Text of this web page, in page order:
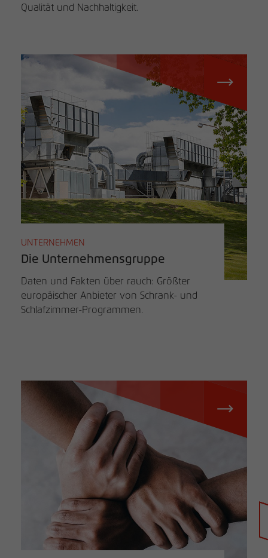
Händlersuche
Qualität und Nachhaltigkeit.
UNTERNEHMEN
Die Unternehmensgruppe
Daten und Fakten über rauch: Größter
europäischer Anbieter von Schrank- und
Schlafzimmer-Programmen.